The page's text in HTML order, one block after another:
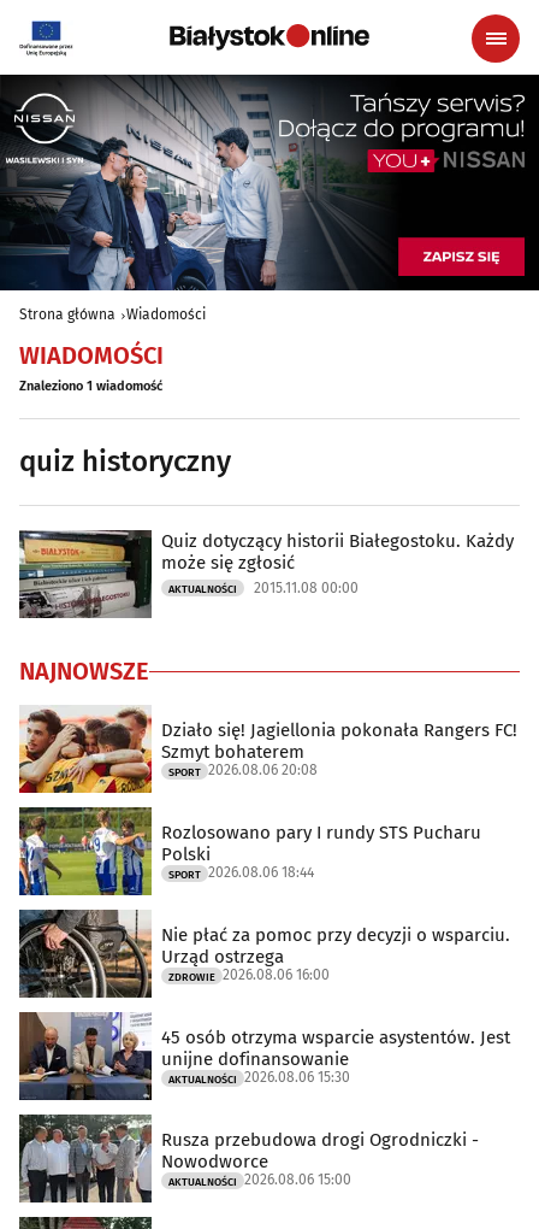
Strona główna Wiadomości
WIADOMOŚCI
Znaleziono 1 wiadomość
quiz historyczny
Quiz dotyczący historii Białegostoku. Każdy
może się zgłosić
AKTUALNOŚCI 2015.11.08 00:00
NAJNOWSZE
Działo się! Jagiellonia pokonała Rangers FC!
Szmyt bohaterem
SPORT 2026.08.06 20:08
Rozlosowano pary I rundy STS Pucharu
Polski
SPORT 2026.08.06 18:44
Nie płać za pomoc przy decyzji o wsparciu.
Urząd ostrzega
ZDROWIE 2026.08.06 16:00
45 osób otrzyma wsparcie asystentów. Jest
unijne dofinansowanie
AKTUALNOŚCI 2026.08.06 15:30
Rusza przebudowa drogi Ogrodniczki -
Nowodworce
AKTUALNOŚCI 2026.08.06 15:00